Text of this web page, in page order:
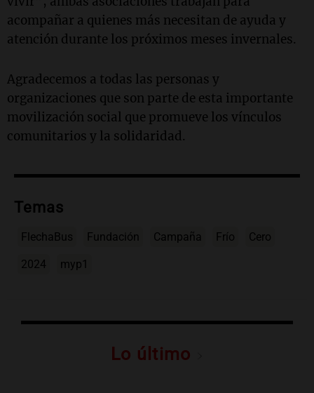
acompañar a quienes más necesitan de ayuda y
atención durante los próximos meses invernales.
Agradecemos a todas las personas y
organizaciones que son parte de esta importante
movilización social que promueve los vínculos
comunitarios y la solidaridad.
Temas
FlechaBus Fundación Campaña Frío Cero
2024 myp1
Lo último